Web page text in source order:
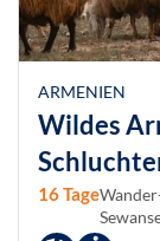
ARMENIEN
Wildes
16 Tage